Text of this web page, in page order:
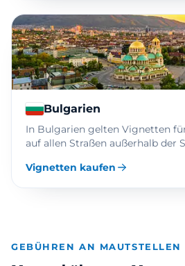
Bulgarien
In Bulgarien gelten Vignetten
auf allen Straßen außerhalb der
Vignetten kaufen
GEBÜHREN AN MAUTSTELLEN